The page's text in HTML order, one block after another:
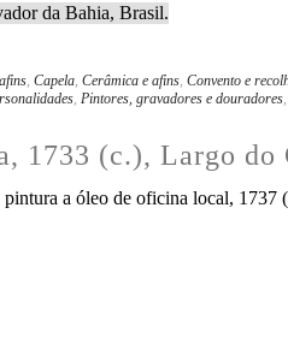
Capela Cerâmica e afins Convento e
Pintores, gravadores e douradores
1733 (c.), Largo
a óleo de oficina local,